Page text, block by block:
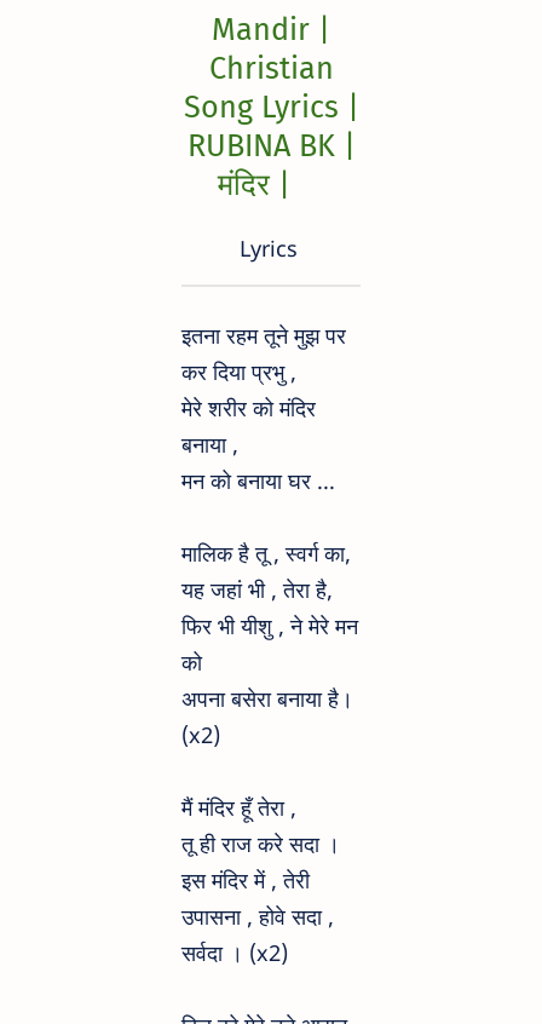
Mandir |
Christian
Song Lyrics |
RUBINA BK |
मंदिर
Lyrics
इतना रहम तूने मुझ पर
कर दिया प्रभु ,
मेरे शरीर को मंदिर
बनाया ,
मन को बनाया घर ...
मालिक है तू , स्वर्ग का,
यह जहां भी , तेरा है,
फिर भी यीशु , ने मेरे मन
को
अपना बसेरा बनाया है।
(x2)
मैं मंदिर हूँ तेरा ,
तू ही राज करे सदा ।
इस मंदिर में , तेरी
उपासना , होवे सदा ,
सर्वदा । (x2)